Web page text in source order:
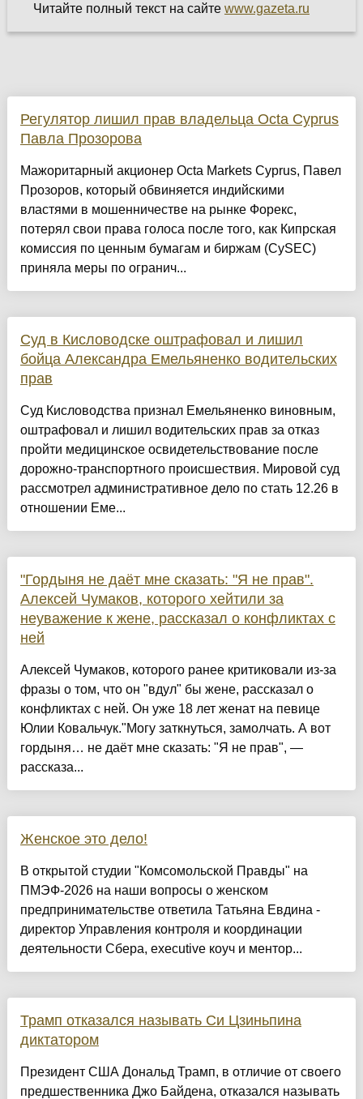
Читайте полный текст на сайте www.gazeta.ru
Регулятор лишил прав владельца Octa Cyprus
Павла Прозорова
Мажоритарный акционер Octa Markets Cyprus, Павел
Прозоров, который обвиняется индийскими
властями в мошенничестве на рынке Форекс,
потерял свои права голоса после того, как Кипрская
комиссия по ценным бумагам и биржам (CySEC)
приняла меры по огранич...
Суд в Кисловодске оштрафовал и лишил
бойца Александра Емельяненко водительских
прав
Суд Кисловодства признал Емельяненко виновным,
оштрафовал и лишил водительских прав за отказ
пройти медицинское освидетельствование после
дорожно-транспортного происшествия. Мировой суд
рассмотрел административное дело по стать 12.26 в
отношении Еме...
"Гордыня не даёт мне сказать: "Я не прав".
Алексей Чумаков, которого хейтили за
неуважение к жене, рассказал о конфликтах с
ней
Алексей Чумаков, которого ранее критиковали из-за
фразы о том, что он "вдул" бы жене, рассказал о
конфликтах с ней. Он уже 18 лет женат на певице
Юлии Ковальчук."Могу заткнуться, замолчать. А вот
гордыня… не даёт мне сказать: "Я не прав", —
рассказа...
Женское это дело!
В открытой студии "Комсомольской Правды" на
ПМЭФ-2026 на наши вопросы о женском
предпринимательстве ответила Татьяна Евдина -
директор Управления контроля и координации
деятельности Сбера, executive коуч и ментор...
Трамп отказался называть Си Цзиньпина
диктатором
Президент США Дональд Трамп, в отличие от своего
предшественника Джо Байдена, отказался называть